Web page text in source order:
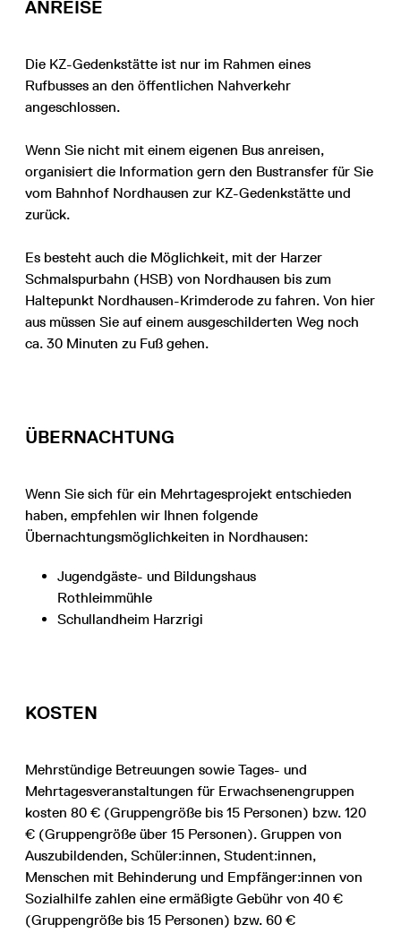
ANREISE
Die KZ-Gedenkstätte ist nur im Rahmen eines
Rufbusses an den öffentlichen Nahverkehr
angeschlossen.
Wenn Sie nicht mit einem eigenen Bus anreisen,
organisiert die Information gern den Bustransfer für Sie
vom Bahnhof Nordhausen zur KZ-Gedenkstätte und
zurück.
Es besteht auch die Möglichkeit, mit der Harzer
Schmalspurbahn (HSB) von Nordhausen bis zum
Haltepunkt Nordhausen-Krimderode zu fahren. Von hier
aus müssen Sie auf einem ausgeschilderten Weg noch
ca. 30 Minuten zu Fuß gehen.
ÜBERNACHTUNG
Wenn Sie sich für ein Mehrtagesprojekt entschieden
haben, empfehlen wir Ihnen folgende
Übernachtungsmöglichkeiten in Nordhausen:
Jugendgäste- und Bildungshaus
Rothleimmühle
Schullandheim Harzrigi
KOSTEN
Mehrstündige Betreuungen sowie Tages- und
Mehrtagesveranstaltungen für Erwachsenengruppen
kosten 80 € (Gruppengröße bis 15 Personen) bzw. 120
€ (Gruppengröße über 15 Personen). Gruppen von
Auszubildenden, Schüler:innen, Student:innen,
Menschen mit Behinderung und Empfänger:innen von
Sozialhilfe zahlen eine ermäßigte Gebühr von 40 €
(Gruppengröße bis 15 Personen) bzw. 60 €